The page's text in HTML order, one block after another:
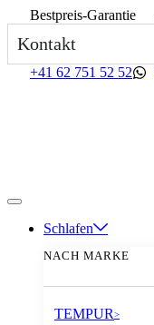
Bestpreis-Garantie
Kontakt
+41 62 751 52 52
Schlafen
NACH MARKE
TEMPUR>